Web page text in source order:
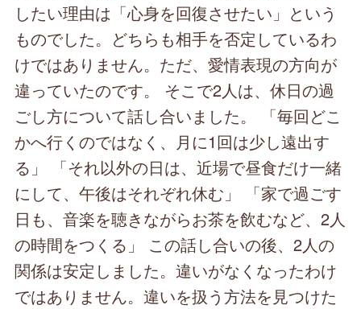
したい理由は「心身を回復させたい」という
ものでした。どちらも相手を否定しているわ
けではありません。ただ、愛情表現の方向が
違っていたのです。 そこで2人は、休日の過
ごし方について話し合いました。 「毎回どこ
かへ行くのではなく、月に1回は少し遠出す
る」 「それ以外の日は、近場で昼食だけ一緒
にして、午後はそれぞれ休む」 「家で過ごす
日も、音楽を聴きながらお茶を飲むなど、2人
の時間をつくる」 この話し合いの後、2人の
関係は安定しました。違いがなくなったわけ
ではありません。違いを扱う方法を見つけた